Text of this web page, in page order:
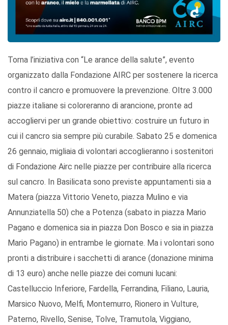
Torna l’iniziativa con “Le arance della salute”, evento
organizzato dalla Fondazione AIRC per sostenere la ricerca
contro il cancro e promuovere la prevenzione. Oltre 3.000
piazze italiane si coloreranno di arancione, pronte ad
accogliervi per un grande obiettivo: costruire un futuro in
cui il cancro sia sempre più curabile. Sabato 25 e domenica
26 gennaio, migliaia di volontari accoglieranno i sostenitori
di Fondazione Airc nelle piazze per contribuire alla ricerca
sul cancro. In Basilicata sono previste appuntamenti sia a
Matera (piazza Vittorio Veneto, piazza Mulino e via
Annunziatella 50) che a Potenza (sabato in piazza Mario
Pagano e domenica sia in piazza Don Bosco e sia in piazza
Mario Pagano) in entrambe le giornate. Ma i volontari sono
pronti a distribuire i sacchetti di arance (donazione minima
di 13 euro) anche nelle piazze dei comuni lucani:
Castelluccio Inferiore, Fardella, Ferrandina, Filiano, Lauria,
Marsico Nuovo, Melfi, Montemurro, Rionero in Vulture,
Paterno, Rivello, Senise, Tolve, Tramutola, Viggiano,